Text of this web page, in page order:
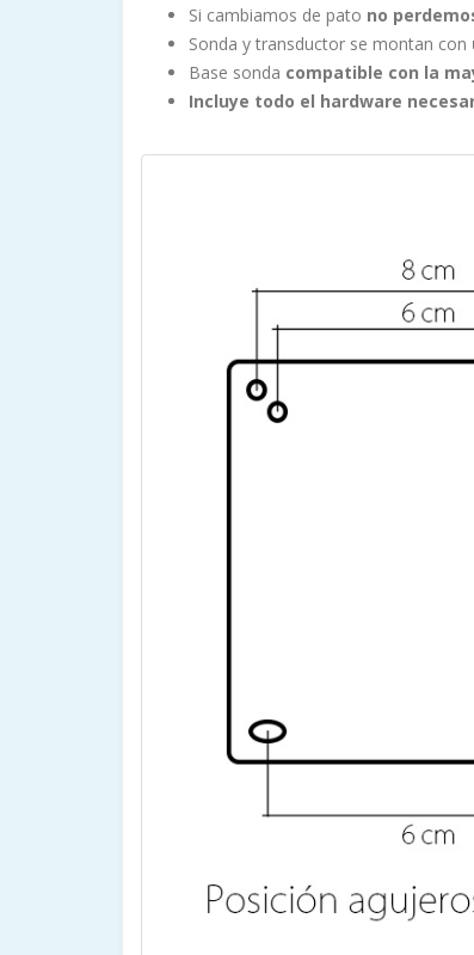
Si cambiamos de pato no
Sonda y transductor se montan con
Base sonda compatible con la
Incluye todo el hardware